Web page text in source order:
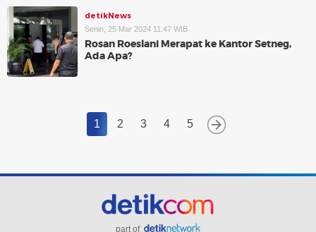
detikNews
Senin, 25 Mar 2024 11:47 WIB
Rosan Roeslani Merapat ke Kantor Setneg,
Ada Apa?
1 2 3 4 5
part of